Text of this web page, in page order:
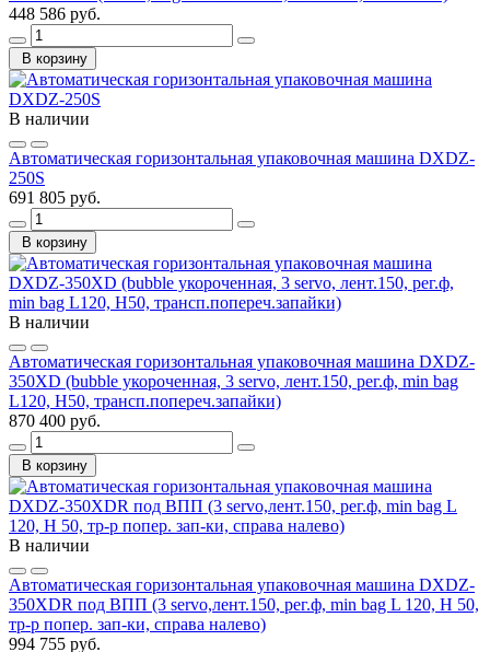
448 586 руб.
В корзину
В наличии
Автоматическая горизонтальная упаковочная машина DXDZ-
250S
691 805 руб.
В корзину
В наличии
Автоматическая горизонтальная упаковочная машина DXDZ-
350XD (bubble укороченная, 3 servo, лент.150, рег.ф, min bag
L120, H50, трансп.попереч.запайки)
870 400 руб.
В корзину
В наличии
Автоматическая горизонтальная упаковочная машина DXDZ-
350XDR под ВПП (3 servo,лент.150, рег.ф, min bag L 120, H 50,
тр-р попер. зап-ки, справа налево)
994 755 руб.